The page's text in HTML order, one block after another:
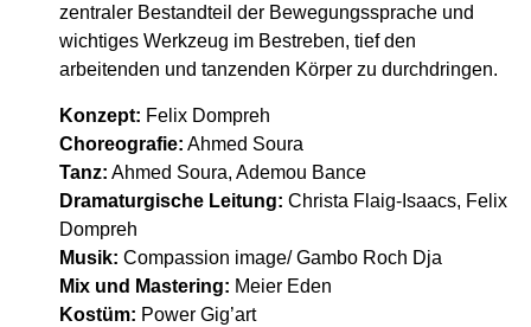
zentraler Bestandteil der Bewegungssprache und
wichtiges Werkzeug im Bestreben, tief den
arbeitenden und tanzenden Körper zu durchdringen.
Konzept: Felix Dompreh
Choreografie: Ahmed Soura
Tanz: Ahmed Soura, Ademou Bance
Dramaturgische Leitung: Christa Flaig-Isaacs, Felix
Dompreh
Musik: Compassion image/ Gambo Roch Dja
Mix und Mastering: Meier Eden
Kostüm: Power Gig’art